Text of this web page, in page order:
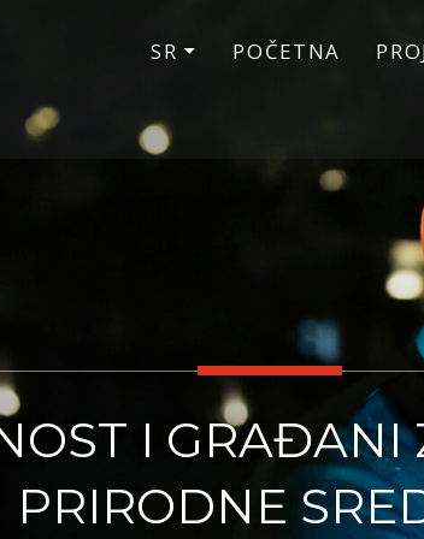
SR POČETNA
I GRAĐANI
PRIRODNE